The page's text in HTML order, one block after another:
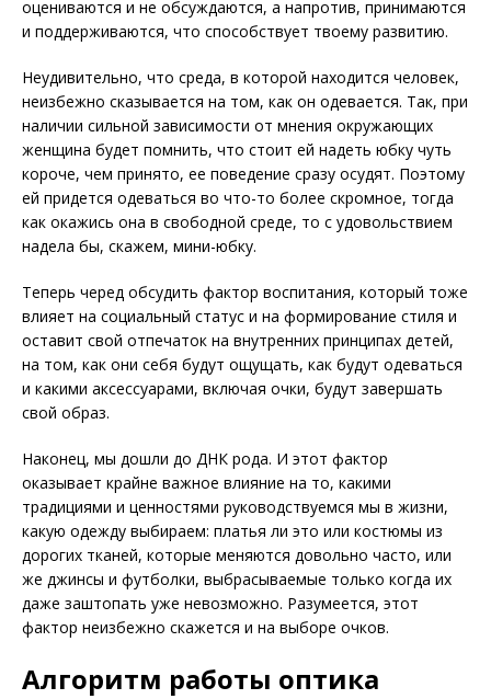
оцениваются и не обсуждаются, а напротив, принимаются
и поддерживаются, что способствует твоему развитию.
Неудивительно, что среда, в которой находится человек,
неизбежно сказывается на том, как он одевается. Так, при
наличии сильной зависимости от мнения окружающих
женщина будет помнить, что стоит ей надеть юбку чуть
короче, чем принято, ее поведение сразу осудят. Поэтому
ей придется одеваться во что-то более скромное, тогда
как окажись она в свободной среде, то с удовольствием
надела бы, скажем, мини-юбку.
Теперь черед обсудить фактор воспитания, который тоже
влияет на социальный статус и на формирование стиля и
оставит свой отпечаток на внутренних принципах детей,
на том, как они себя будут ощущать, как будут одеваться
и какими аксессуарами, включая очки, будут завершать
свой образ.
Наконец, мы дошли до ДНК рода. И этот фактор
оказывает крайне важное влияние на то, какими
традициями и ценностями руководствуемся мы в жизни,
какую одежду выбираем: платья ли это или костюмы из
дорогих тканей, которые меняются довольно часто, или
же джинсы и футболки, выбрасываемые только когда их
даже заштопать уже невозможно. Разумеется, этот
фактор неизбежно скажется и на выборе очков.
Алгоритм работы оптика